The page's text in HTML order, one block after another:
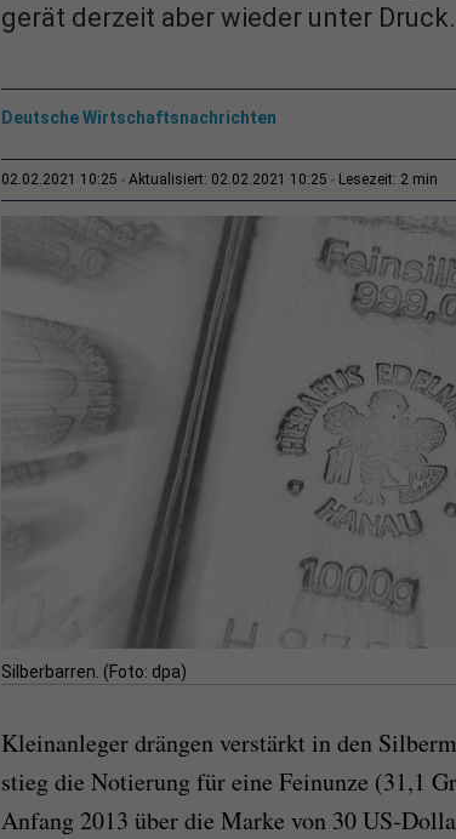
gerät derzeit aber wieder unter Druck.
Deutsche Wirtschaftsnachrichten
02.02.2021 10:25 Aktualisiert: 02.02.2021 10:25 Lesezeit: 2 min
Silberbarren. (Foto: dpa)
Kleinanleger drängen verstärkt in den
stieg die Notierung für eine Feinunze (31,1
Anfang 2013 über die Marke von 30 US-